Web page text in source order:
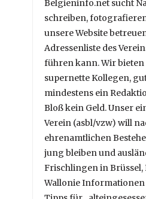
Belgieninfo.net sucht
schreiben,
unsere Website
Adressenliste des
führen kann. Wir bieten
supernette Kollegen,
mindestens ein
Bloß kein Geld. Unser
Verein (asbl/vzw) will
ehrenamtlichen
jung bleiben und
Frischlingen in
Wallonie Informationen